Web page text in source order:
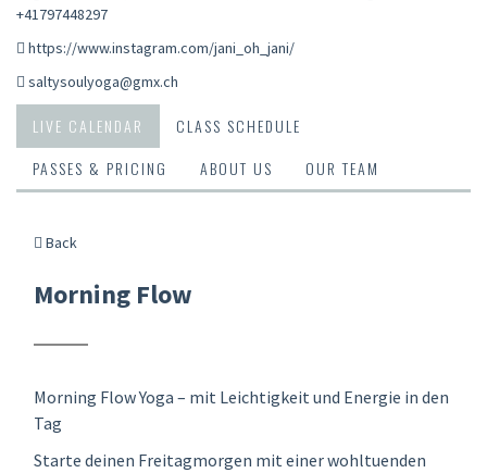
+41797448297
https://www.instagram.com/jani_oh_jani/
saltysoulyoga@gmx.ch
LIVE CALENDAR
CLASS SCHEDULE
PASSES & PRICING
ABOUT US OUR TEAM
Back
Morning Flow
Morning Flow Yoga – mit Leichtigkeit und Energie in den
Tag
Starte deinen Freitagmorgen mit einer wohltuenden